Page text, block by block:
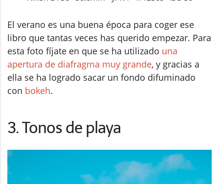
El verano es una buena época para coger ese
libro que tantas veces has querido empezar. Para
esta foto fíjate en que se ha utilizado una
apertura de diafragma muy grande, y gracias a
ella se ha logrado sacar un fondo difuminado
con bokeh.
3. Tonos de playa